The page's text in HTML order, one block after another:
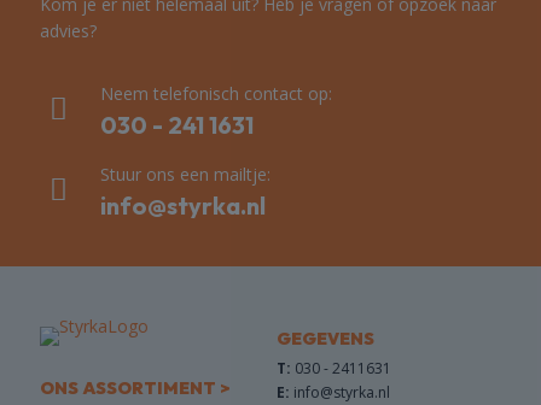
advies?
Neem telefonisch contact op:
030 - 241 1631
Stuur ons een mailtje:
info@styrka.nl
ONS ASSORTIMENT >
GEGEVENS
T: 030 - 2411631
E: info@styrka.nl